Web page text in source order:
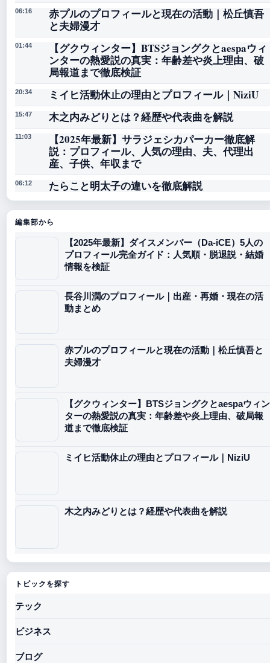
06:16
赤プルのプロフィールと現在の活動｜松丘慎吾
と夫婦漫才
01:44
【グクウィンター】BTSジョングクとaespaウィ
ンターの熱愛説の真実：年齢差や炎上理由、破
局報道まで徹底検証
20:34 ミイヒ活動休止の理由とプロフィール｜NiziU
15:47 木之内みどりとは？経歴や代表曲を解説
11:03
【2025年最新】サラジェシカパーカー徹底解
説：プロフィール、人気の理由、夫、代理出
産、子供、年収まで
06:12 たらこと明太子の違いを徹底解説
編集部から
【2025年最新】ダイスメンバー（Da-iCE）5人の
プロフィール完全ガイド：人気順・脱退説・結婚
情報を検証
長谷川潤のプロフィール｜出産・再婚・現在の活
動まとめ
赤プルのプロフィールと現在の活動｜松丘慎吾と
夫婦漫才
【グクウィンター】BTSジョングクとaespaウィン
ターの熱愛説の真実：年齢差や炎上理由、破局報
道まで徹底検証
ミイヒ活動休止の理由とプロフィール｜NiziU
木之内みどりとは？経歴や代表曲を解説
トピックを探す
テック
ビジネス
ブログ